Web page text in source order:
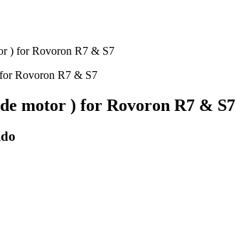
) for Rovoron R7 & S7
motor ) for Rovoron R7 & S7